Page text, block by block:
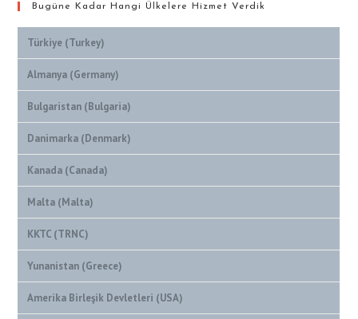
Bugüne Kadar Hangi Ülkelere Hizmet Verdik
Türkiye (Turkey)
Almanya (Germany)
Bulgaristan (Bulgaria)
Danimarka (Denmark)
Kanada (Canada)
Malta (Malta)
KKTC (TRNC)
Yunanistan (Greece)
Amerika Birleşik Devletleri (USA)